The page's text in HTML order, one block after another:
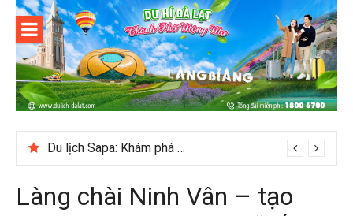
Skip
content
Du lịch Đà
Lạt
Du lịch Sapa: Khám phá bản Ý Linh Hồ độc đáo giữa Tây Bắc
Làng chài Ninh Vân – tạo